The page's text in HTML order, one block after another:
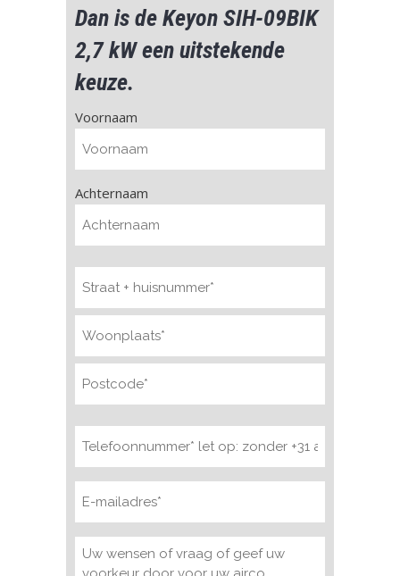
Dan is de Keyon SIH-09BIK
2,7 kW een uitstekende
keuze.
Naam
Voornaam
Achternaam
Adres
Telefoonnummer
E-
(Vereist)
Bericht
(Vereist)